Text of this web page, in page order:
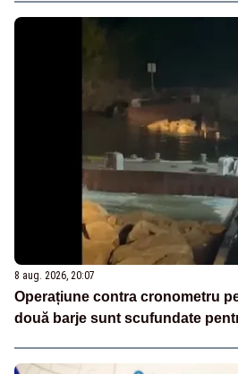
8 aug. 2026, 20:07
Operațiune contra cronometru
două barje sunt scufundate